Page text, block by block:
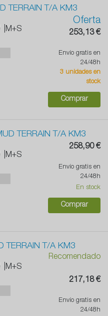
TERRAIN T/A KM3
|M+S
Oferta
253,13 €
Envío gratis en
24/48h
3 unidades en
stock
Comprar
TERRAIN T/A KM3
|M+S
258,90 €
Envío gratis en
24/48h
En stock
Comprar
TERRAIN T/A KM3
|M+S
Recomendado
217,18 €
Envío gratis en
24/48h